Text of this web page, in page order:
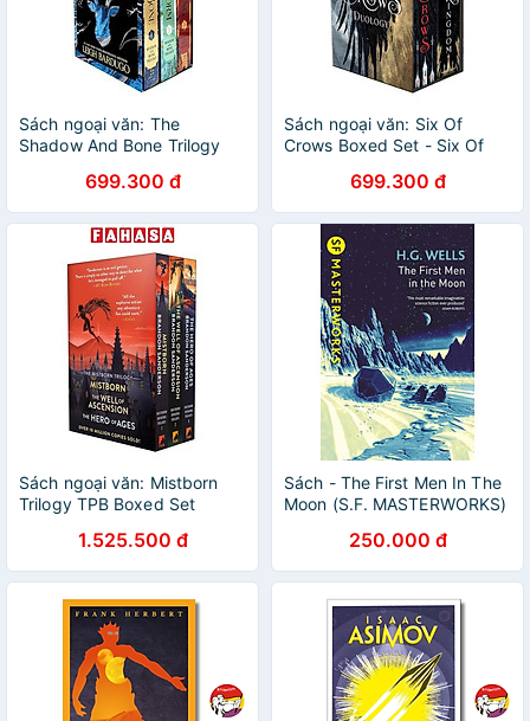
Sách ngoại văn: The
Shadow And Bone Trilogy
Bone, Siege And Storm, Ruin
And Rising By Leigh
Bardugo
699.300 đ
Sách ngoại văn: Six Of
Crows Boxed Set - Six Of
699.300 đ
Sách ngoại văn: Mistborn
Trilogy TPB Boxed Set
1.525.500 đ
Sách - The First Men In The
Moon (S.F. MASTERWORKS)
Fiction/ Classics /Fiction in
English
250.000 đ